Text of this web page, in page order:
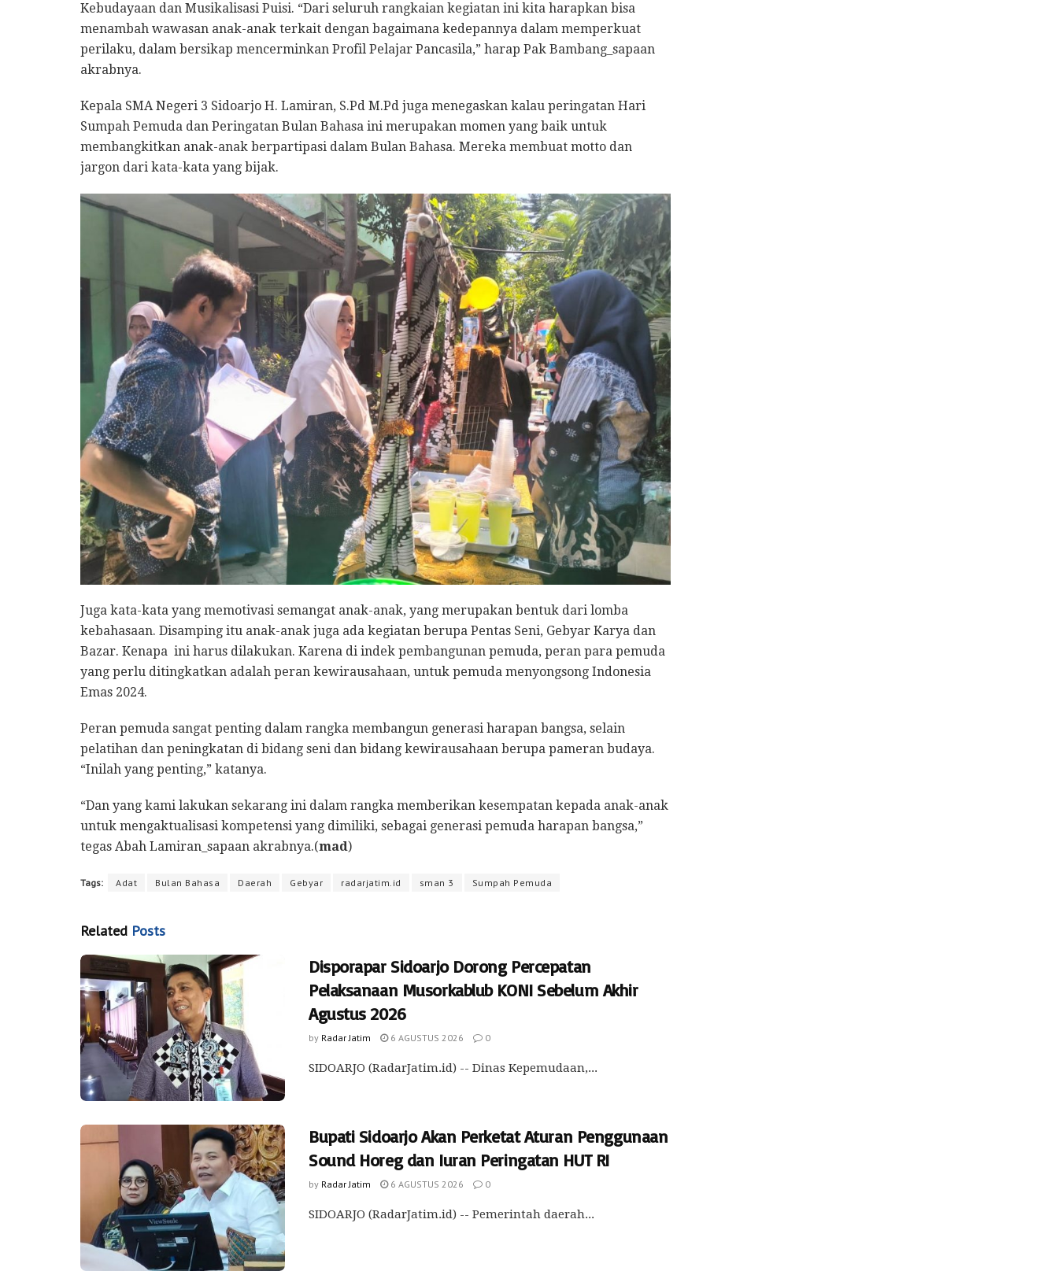
Kebudayaan dan Musikalisasi Puisi. “Dari seluruh rangkaian kegiatan ini kita harapkan bisa
menambah wawasan anak-anak terkait dengan bagaimana kedepannya dalam memperkuat
perilaku, dalam bersikap mencerminkan Profil Pelajar Pancasila,” harap Pak Bambang_sapaan
akrabnya.
Kepala SMA Negeri 3 Sidoarjo H. Lamiran, S.Pd M.Pd juga menegaskan kalau peringatan Hari
Sumpah Pemuda dan Peringatan Bulan Bahasa ini merupakan momen yang baik untuk
membangkitkan anak-anak berpartipasi dalam Bulan Bahasa. Mereka membuat motto dan
jargon dari kata-kata yang bijak.
Juga kata-kata yang memotivasi semangat anak-anak, yang merupakan bentuk dari lomba
kebahasaan. Disamping itu anak-anak juga ada kegiatan berupa Pentas Seni, Gebyar Karya dan
Bazar. Kenapa ini harus dilakukan. Karena di indek pembangunan pemuda, peran para pemuda
yang perlu ditingkatkan adalah peran kewirausahaan, untuk pemuda menyongsong Indonesia
Emas 2024.
Peran pemuda sangat penting dalam rangka membangun generasi harapan bangsa, selain
pelatihan dan peningkatan di bidang seni dan bidang kewirausahaan berupa pameran budaya.
“Inilah yang penting,” katanya.
“Dan yang kami lakukan sekarang ini dalam rangka memberikan kesempatan kepada anak-anak
untuk mengaktualisasi kompetensi yang dimiliki, sebagai generasi pemuda harapan bangsa,”
tegas Abah Lamiran_sapaan akrabnya.(mad)
Tags: Adat Bulan Bahasa Daerah Gebyar radarjatim.id sman 3 Sumpah Pemuda
Related Posts
Disporapar Sidoarjo Dorong Percepatan
Pelaksanaan Musorkablub KONI Sebelum Akhir
Agustus 2026
by Radar Jatim 6 AGUSTUS 2026 0
SIDOARJO (RadarJatim.id) -- Dinas Kepemudaan,...
Bupati Sidoarjo Akan Perketat Aturan Penggunaan
Sound Horeg dan Iuran Peringatan HUT RI
by Radar Jatim 6 AGUSTUS 2026 0
SIDOARJO (RadarJatim.id) -- Pemerintah daerah...